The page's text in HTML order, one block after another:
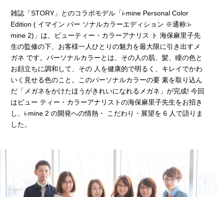
雑誌「STORY」とのコラボモデル「i-mine Personal Color
Edition ( イマイン パー ソナルカラーエディション ※通称:i-
mine 2)」は、ビューティー・カラーアナリス ト 海保麻里子先
生の監修の下、お客様一人ひとりの魅力を最大限に引き出すメ
ガネ です。パーソナルカラーとは、その人の肌、髪、瞳の色と
お顔立ちに調和して、その 人を健康的で明るく、キレイでかわ
いく見せる色のこと。このパーソナルカラーの要 素を取り込ん
だ「メガネをかけたほうがきれいになれるメガネ」が完成! 今回
はビュー ティー・カラーアナリストの海保麻里子先生をお招き
し、i-mine 2 の開発への情熱・ こだわり・展望を 6 人で語りま
した。